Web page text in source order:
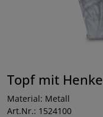
Topf mit
Material: Metall
Art.Nr.: 1524100